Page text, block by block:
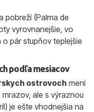
pobreží (Palma de
vyrovnanejšie, vo
pár stupňov teplejšie
podľa mesiacov
ostrovoch mení
ale s výraznou
je ešte vhodnejšia na